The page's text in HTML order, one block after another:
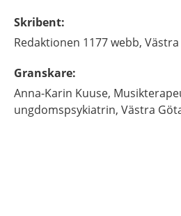
Skribent:
Redaktionen 1177 webb,
Granskare:
Anna-Karin Kuuse,
ungdomspsykiatrin, Västra